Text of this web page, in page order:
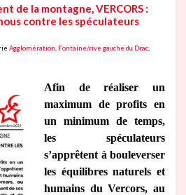
de la montagne, VERCORS :
contre les spéculateurs
Agglomération Fontaine/rive gauche du Drac
Afin de réaliser un
maximum de profits en
un minimum de temps,
les spéculateurs
s’apprêtent à bouleverser
les équilibres naturels et
humains du Vercors, au